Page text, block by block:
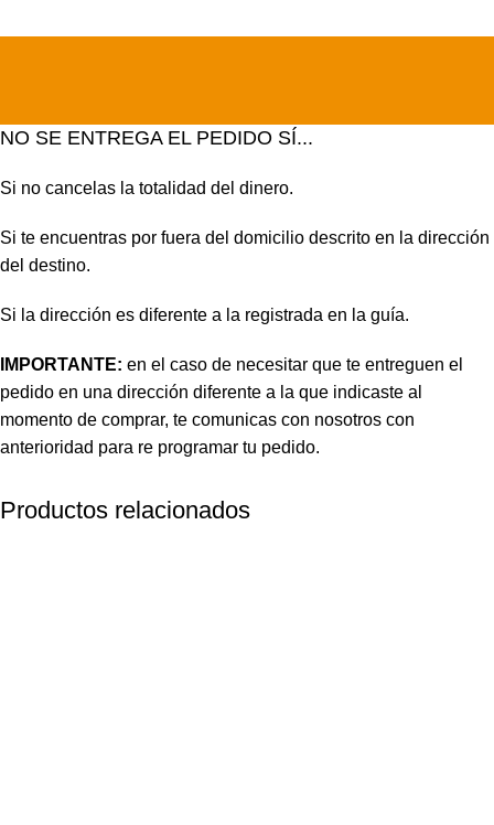
NO SE ENTREGA EL PEDIDO SÍ...
Si no cancelas la totalidad del dinero.
Si te encuentras por fuera del domicilio descrito en la dirección
del destino.
Si la dirección es diferente a la registrada en la guía.
IMPORTANTE: en el caso de necesitar que te entreguen el
pedido en una dirección diferente a la que indicaste al
momento de comprar, te comunicas con nosotros con
anterioridad para re programar tu pedido.
Productos relacionados